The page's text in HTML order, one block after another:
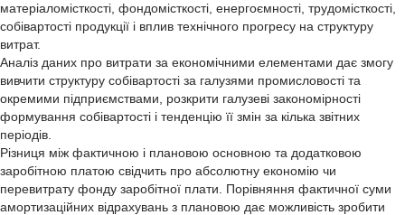
матеріаломісткості, фондомісткості, енергоємності, трудомісткості,
собівартості продукції і вплив технічного прогресу на структуру
витрат.
Аналіз даних про витрати за економічними елементами дає змогу
вивчити структуру собівартості за галузями промисловості та
окремими підприємствами, розкрити галузеві закономірності
формування собівартості і тенденцію її змін за кілька звітних
періодів.
Різниця між фактичною і плановою основною та додатковою
заробітною платою свідчить про абсолютну економію чи
перевитрату фонду заробітної плати. Порівняння фактичної суми
амортизаційних відрахувань з плановою дає можливість зробити